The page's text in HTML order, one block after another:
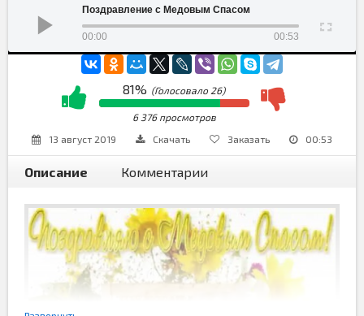
Поздравление с Медовым Спасом
00:00 00:53
81% (Голосовало 26)
6 376 просмотров
13 август 2019
Скачать Заказать 00:53
Описание Комментарии